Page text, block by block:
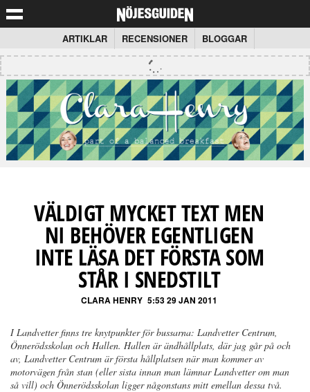
ARTIKLAR RECENSIONER BLOGGAR
VÄLDIGT MYCKET TEXT MEN
NI BEHÖVER EGENTLIGEN
INTE LÄSA DET FÖRSTA SOM
STÅR I SNEDSTILT
CLARA HENRY 5:53 29 JAN 2011
I Landvetter finns tre knytpunkter för bussarna: Landvetter Centrum,
Önnerödsskolan och Hallen. Hallen är ändhållplats, där jag går på och
av, Landvetter Centrum är första hållplatsen när man kommer av
motorvägen från stan (eller sista innan man lämnar Landvetter om man
så vill) och Önnerödsskolan ligger någonstans mitt emellan dessa två.